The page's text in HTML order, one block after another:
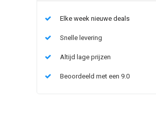
Elke week nieuwe deals
Snelle levering
Altijd lage prijzen
Beoordeeld met een 9.0